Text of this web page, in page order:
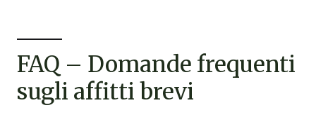
FAQ – Domande frequenti
sugli affitti brevi